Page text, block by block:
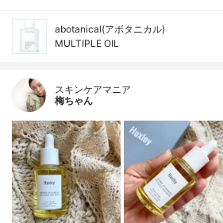
abotanical(アボタニカル)
MULTIPLE OIL
スキンケアマニア
梅ちゃん